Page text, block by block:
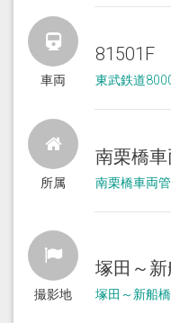
車両
81501F
東武鉄道
所属
南栗橋
南栗橋車両
撮影地
塚田～
塚田～新船